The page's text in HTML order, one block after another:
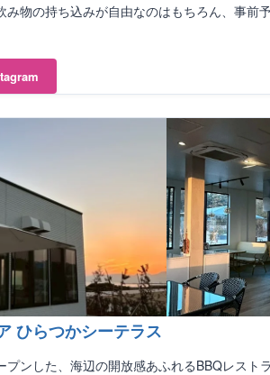
み物の持ち込みが自由なのはもちろん、事前
ひらつかシーテラス
プンした、海辺の開放感あふれるBBQレスト